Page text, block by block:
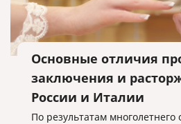
Основные отличия
заключения и
России и Италии
По результатам